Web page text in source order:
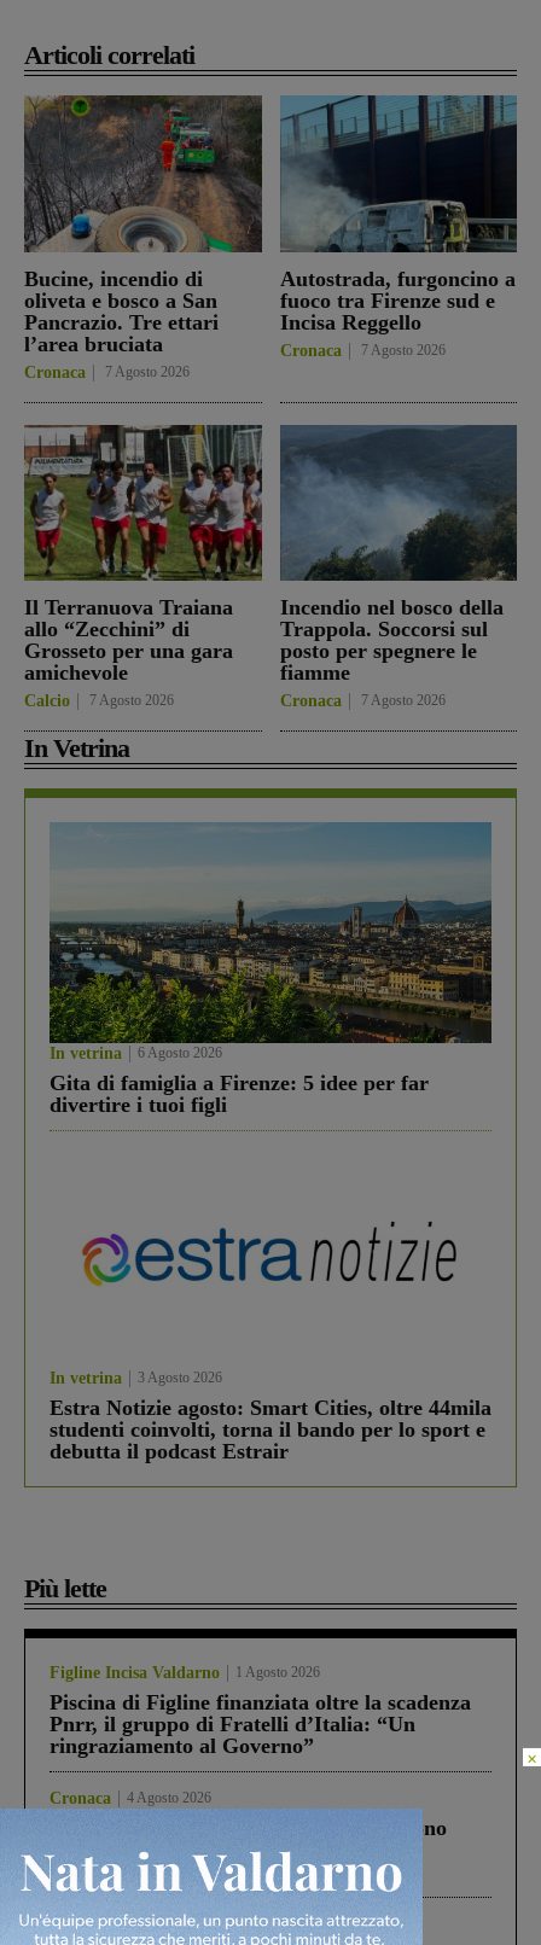
Articoli correlati
Bucine, incendio di
oliveta e bosco a San
Pancrazio. Tre ettari
l’area bruciata
Cronaca 7 Agosto 2026
Autostrada, furgoncino a
fuoco tra Firenze sud e
Incisa Reggello
Cronaca 7 Agosto 2026
Il Terranuova Traiana
allo “Zecchini” di
Grosseto per una gara
amichevole
Calcio 7 Agosto 2026
Incendio nel bosco della
Trappola. Soccorsi sul
posto per spegnere le
fiamme
Cronaca 7 Agosto 2026
In Vetrina
In vetrina 6 Agosto 2026
Gita di famiglia a Firenze: 5 idee per far
divertire i tuoi figli
In vetrina 3 Agosto 2026
Estra Notizie agosto: Smart Cities, oltre 44mila
studenti coinvolti, torna il bando per lo sport e
debutta il podcast Estrair
Più lette
Figline Incisa Valdarno 1 Agosto 2026
Piscina di Figline finanziata oltre la scadenza
Pnrr, il gruppo di Fratelli d’Italia: “Un
ringraziamento al Governo”
Cronaca 4 Agosto 2026
Un anno fa la strage in A1 in cui morirono
Gianni, Giulia e Franco. Lo schianto, il
processo, lo stop ai sorpassi fra tir....
Cronaca 3 Agosto 2026
×